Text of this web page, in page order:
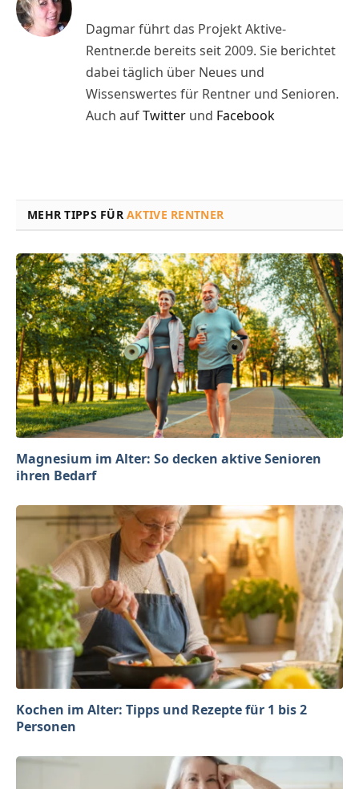
Dagmar führt das Projekt Aktive-
Rentner.de bereits seit 2009. Sie berichtet
dabei täglich über Neues und
Wissenswertes für Rentner und Senioren.
Auch aufTwitter und Facebook
MEHR TIPPS FÜRAKTIVE RENTNER
Magnesium im Alter: So decken aktive Senioren
ihren Bedarf
Kochen im Alter: Tipps und Rezepte für 1 bis 2
Personen